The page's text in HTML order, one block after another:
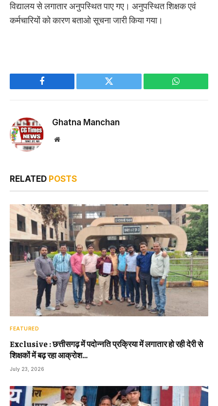
विद्यालय से लगातार अनुपस्थित पाए गए। अनुपस्थित शिक्षक एवं
कर्मचारियों को कारण बताओ सूचना जारी किया गया।
Facebook Twitter WhatsApp
Ghatna Manchan
Website
RELATED POSTS
FEATURED
Exclusive : छत्तीसगढ़ में पदोन्नति प्रक्रिया में लगातार हो रही देरी से
शिक्षकों में बढ़ रहा आक्रोश…
July 23, 2026